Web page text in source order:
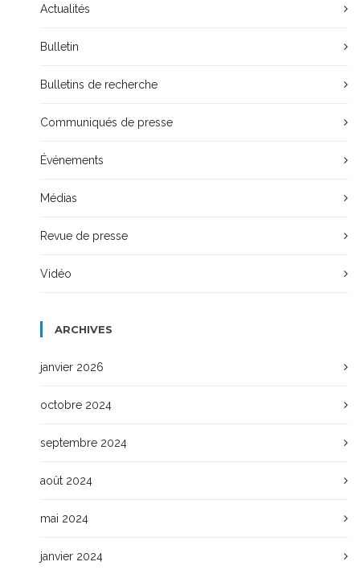
Actualités
Bulletin
Bulletins de recherche
Communiqués de presse
Événements
Médias
Revue de presse
Vidéo
ARCHIVES
janvier 2026
octobre 2024
septembre 2024
août 2024
mai 2024
janvier 2024